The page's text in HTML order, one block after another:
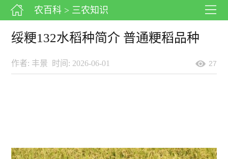
农百科 > 三农知识
绥粳132水稻种简介 普通粳稻品种
作者: 丰景 时间: 2026-06-01 27